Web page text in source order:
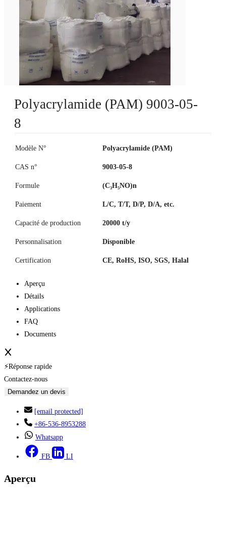
Polyacrylamide (PAM) 9003-05-
8
Modèle N° Polyacrylamide (PAM)
CAS n° 9003-05-8
Formule (C₃H₅NO)n
Paiement L/C, T/T, D/P, D/A, etc.
Capacité de production 20000 t/y
Personnalisation Disponible
Certification CE, RoHS, ISO, SGS, Halal
Aperçu
Détails
Applications
FAQ
Documents
⚡Réponse rapide
Contactez-nous
Demandez un devis
[email protected]
+86-536-8953288
Whatsapp
FB LI
Aperçu